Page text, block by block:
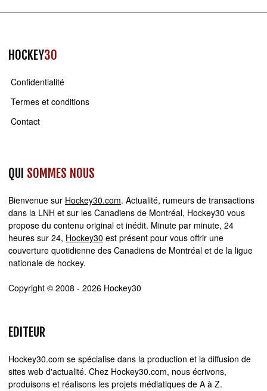
HOCKEY30
Confidentialité
Termes et conditions
Contact
QUI SOMMES NOUS
Bienvenue sur Hockey30.com. Actualité, rumeurs de transactions
dans la LNH et sur les Canadiens de Montréal, Hockey30 vous
propose du contenu original et inédit. Minute par minute, 24
heures sur 24, Hockey30 est présent pour vous offrir une
couverture quotidienne des Canadiens de Montréal et de la ligue
nationale de hockey.
Copyright © 2008 - 2026 Hockey30
EDITEUR
Hockey30.com se spécialise dans la production et la diffusion de
sites web d'actualité. Chez Hockey30.com, nous écrivons,
produisons et réalisons les projets médiatiques de A à Z.